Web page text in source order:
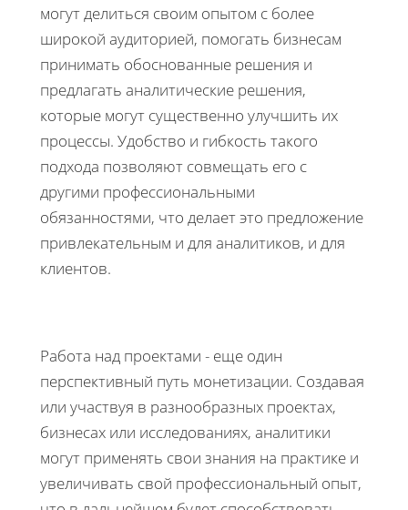
могут делиться своим опытом с более
широкой аудиторией, помогать бизнесам
принимать обоснованные решения и
предлагать аналитические решения,
которые могут существенно улучшить их
процессы. Удобство и гибкость такого
подхода позволяют совмещать его с
другими профессиональными
обязанностями, что делает это предложение
привлекательным и для аналитиков, и для
клиентов.
Работа над проектами - еще один
перспективный путь монетизации. Создавая
или участвуя в разнообразных проектах,
бизнесах или исследованиях, аналитики
могут применять свои знания на практике и
увеличивать свой профессиональный опыт,